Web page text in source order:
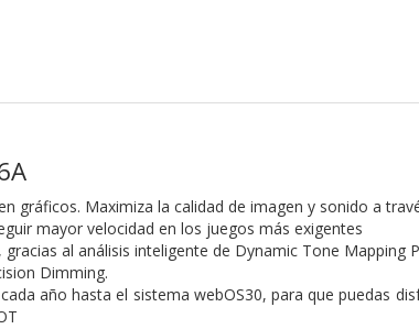
gráficos. Maximiza la calidad de imagen y sonido a
mayor velocidad en los juegos más exigentes
al análisis inteligente de Dynamic Tone Mapping
Dimming.
año hasta el sistema webOS30, para que puedas